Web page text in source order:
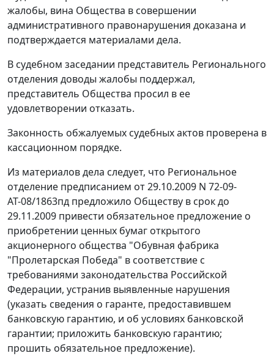
жалобы, вина Общества в совершении
административного правонарушения доказана и
подтверждается материалами дела.
В судебном заседании представитель Регионального
отделения доводы жалобы поддержал,
представитель Общества просил в ее
удовлетворении отказать.
Законность обжалуемых судебных актов проверена в
кассационном порядке.
Из материалов дела следует, что Региональное
отделение предписанием от 29.10.2009 N 72-09-
АТ-08/1863пд предложило Обществу в срок до
29.11.2009 привести обязательное предложение о
приобретении ценных бумаг открытого
акционерного общества "Обувная фабрика
"Пролетарская Победа" в соответствие с
требованиями законодательства Российской
Федерации, устранив выявленные нарушения
(указать сведения о гаранте, предоставившем
банковскую гарантию, и об условиях банковской
гарантии; приложить банковскую гарантию;
прошить обязательное предложение).